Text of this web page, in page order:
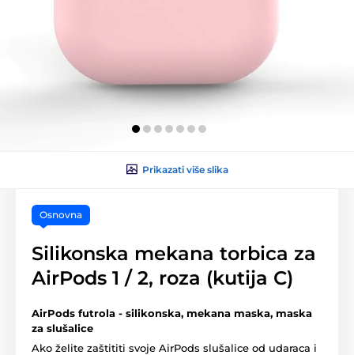
Prikazati više slika
Osnovna
Silikonska mekana torbica za
AirPods 1 / 2, roza (kutija C)
AirPods futrola - silikonska, mekana maska, maska
za slušalice
Ako želite zaštititi svoje AirPods slušalice od udaraca i